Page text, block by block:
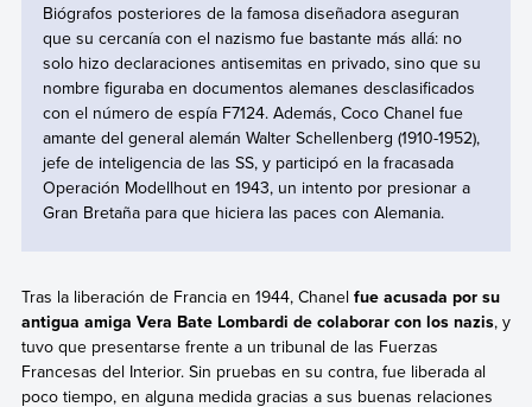
Biógrafos posteriores de la famosa diseñadora aseguran
que su cercanía con el nazismo fue bastante más allá: no
solo hizo declaraciones antisemitas en privado, sino que su
nombre figuraba en documentos alemanes desclasificados
con el número de espía F7124. Además, Coco Chanel fue
amante del general alemán Walter Schellenberg (1910-1952),
jefe de inteligencia de las SS, y participó en la fracasada
Operación Modellhout en 1943, un intento por presionar a
Gran Bretaña para que hiciera las paces con Alemania.
Tras la liberación de Francia en 1944, Chanel fue acusada por su
antigua amiga Vera Bate Lombardi de colaborar con los nazis, y
tuvo que presentarse frente a un tribunal de las Fuerzas
Francesas del Interior. Sin pruebas en su contra, fue liberada al
poco tiempo, en alguna medida gracias a sus buenas relaciones